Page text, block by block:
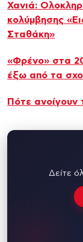
Χανιά:
κολύμβησης
Σταθάκη»
«Φρένο» στα
έξω από τα
Πότε ανοίγουν
Δείτε